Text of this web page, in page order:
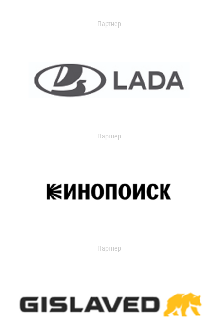
Партнер
Партнер
Партнер